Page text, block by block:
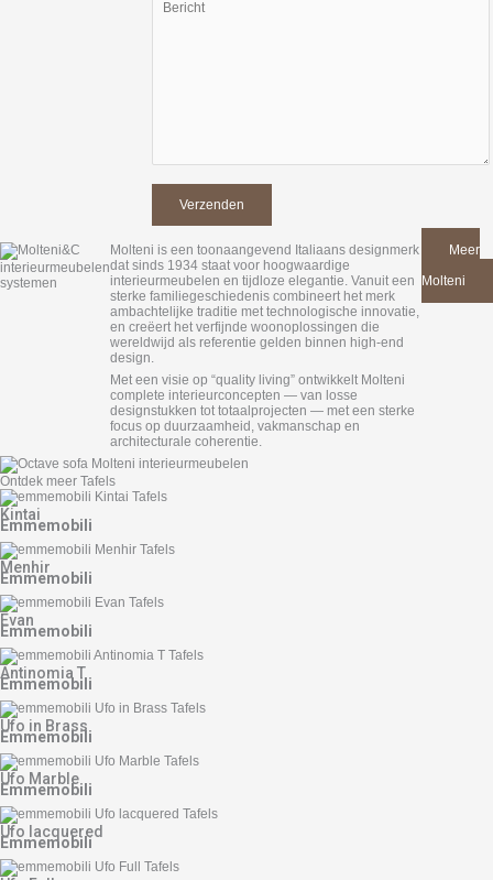
Molteni is een toonaangevend Italiaans designmerk
dat sinds 1934 staat voor hoogwaardige
interieurmeubelen en tijdloze elegantie. Vanuit een
sterke familiegeschiedenis combineert het merk
ambachtelijke traditie met technologische innovatie,
en creëert het verfijnde woonoplossingen die
wereldwijd als referentie gelden binnen high-end
design.
Met een visie op “quality living” ontwikkelt Molteni
complete interieurconcepten — van losse
designstukken tot totaalprojecten — met een sterke
focus op duurzaamheid, vakmanschap en
architecturale coherentie.
Meer
Molteni
Ontdek meer Tafels
Kintai
Emmemobili
Menhir
Emmemobili
Evan
Emmemobili
Antinomia T
Emmemobili
Ufo in Brass
Emmemobili
Ufo Marble
Emmemobili
Ufo lacquered
Emmemobili